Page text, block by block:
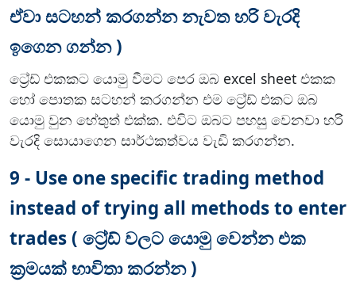
ඒවා සටහන් කරගන්න නැවත හරි වැරදි
ඉගෙන ගන්න )
ට්‍රේඩ් එකකට යොමු වීමට පෙර ඔබ excel sheet එකක
හෝ පොතක සටහන් කරගන්න එම ට්‍රේඩ් එකට ඔබ
යොමු වුන හේතුත් එක්ක. එවිට ඔබට පහසු වෙනවා හරි
වැරදි සොයාගෙන සාර්ථකත්වය වැඩි කරගන්න.
9 - Use one specific trading method
instead of trying all methods to enter
trades ( ට්‍රේඩ් වලට යොමු වෙන්න එක
ක්‍රමයක් භාවිතා කරන්න )